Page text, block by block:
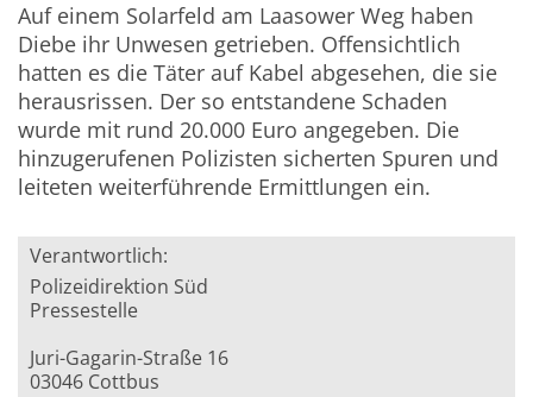
Auf einem Solarfeld am Laasower Weg haben
Diebe ihr Unwesen getrieben. Offensichtlich
hatten es die Täter auf Kabel abgesehen, die sie
herausrissen. Der so entstandene Schaden
wurde mit rund 20.000 Euro angegeben. Die
hinzugerufenen Polizisten sicherten Spuren und
leiteten weiterführende Ermittlungen ein.
Verantwortlich:
Polizeidirektion Süd
Pressestelle
Juri-Gagarin-Straße 16
03046 Cottbus